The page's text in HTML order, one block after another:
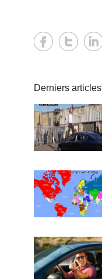
Derniers articles